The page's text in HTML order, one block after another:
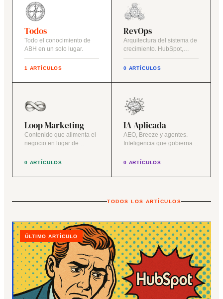
Todos
Todo el conocimiento de
ABH en un solo lugar.
1 ARTÍCULOS
RevOps
Arquitectura del sistema de
crecimiento. HubSpot,
datos y procesos.
0 ARTÍCULOS
Loop Marketing
Contenido que alimenta el
negocio en lugar de
acciones aisladas.
0 ARTÍCULOS
IA Aplicada
AEO, Breeze y agentes.
Inteligencia que gobierna,
no decora.
0 ARTÍCULOS
TODOS LOS ARTÍCULOS
ÚLTIMO ARTÍCULO